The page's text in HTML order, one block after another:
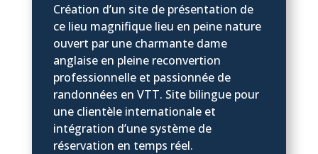
Création d’un site de présentation de
ce lieu magnifique lieu en peine nature
ouvert par une charmante dame
anglaise en pleine reconvertion
professionnelle et passionnée de
randonnées en VTT. Site bilingue pour
une clientèle internationale et
intégration d’une système de
réservation en temps réel.